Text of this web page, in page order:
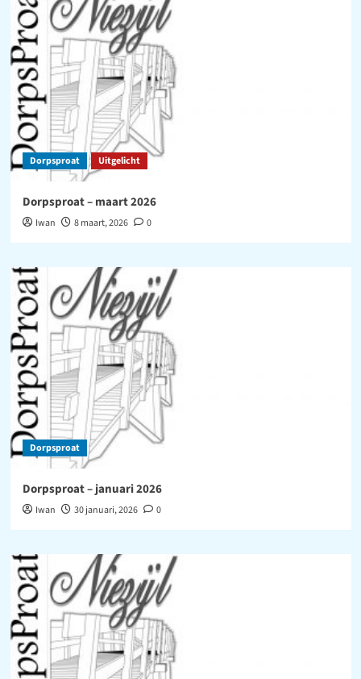
Dorpsproat Uitgelicht
Dorpsproat – maart 2026
Iwan 8 maart, 2026 0
Dorpsproat
Dorpsproat – januari 2026
Iwan 30 januari, 2026 0